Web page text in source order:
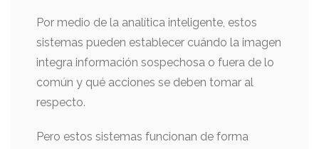
Por medio de la analítica inteligente, estos
sistemas pueden establecer cuándo la imagen
integra información sospechosa o fuera de lo
común y qué acciones se deben tomar al
respecto.
Pero estos sistemas funcionan de forma